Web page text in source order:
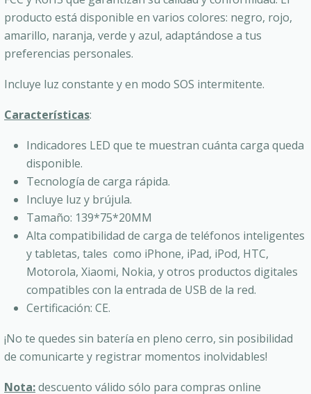
producto está disponible en varios colores: negro, rojo,
amarillo, naranja, verde y azul, adaptándose a tus
preferencias personales.
Incluye luz constante y en modo SOS intermitente.
Características:
Indicadores LED que te muestran cuánta carga queda
disponible.
Tecnología de carga rápida.
Incluye luz y brújula.
Tamaño: 139*75*20MM
Alta compatibilidad de carga de teléfonos inteligentes
y tabletas, tales como iPhone, iPad, iPod, HTC,
Motorola, Xiaomi, Nokia, y otros productos digitales
compatibles con la entrada de USB de la red.
Certificación: CE.
¡No te quedes sin batería en pleno cerro, sin posibilidad
de comunicarte y registrar momentos inolvidables!
Nota:descuento válido sólo para compras online